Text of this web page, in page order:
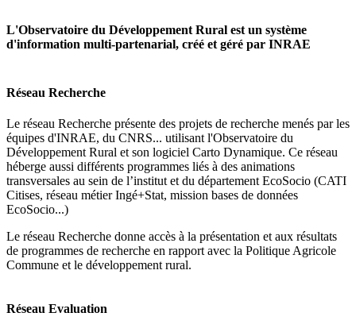
L'Observatoire du Développement Rural est un système
d'information multi-partenarial, créé et géré par INRAE
Réseau Recherche
Le réseau Recherche présente des projets de recherche menés par les
équipes d'INRAE, du CNRS... utilisant l'Observatoire du
Développement Rural et son logiciel Carto Dynamique. Ce réseau
héberge aussi différents programmes liés à des animations
transversales au sein de l’institut et du département EcoSocio (CATI
Citises, réseau métier Ingé+Stat, mission bases de données
EcoSocio...)
Le réseau Recherche donne accès à la présentation et aux résultats
de programmes de recherche en rapport avec la Politique Agricole
Commune et le développement rural.
Réseau Evaluation